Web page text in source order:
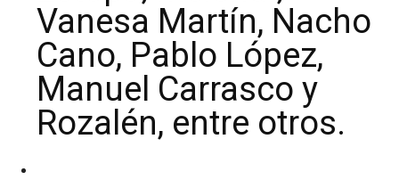
Vanesa Martín, Nacho
Cano, Pablo López,
Manuel Carrasco y
Rozalén, entre otros.